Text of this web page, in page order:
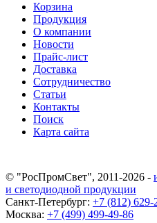
Корзина
Продукция
О компании
Новости
Прайс-лист
Доставка
Сотрудничество
Статьи
Контакты
Поиск
Карта сайта
© "РосПромСвет", 2011-2026 -
и светодиодной продукции
Санкт-Петербург: +7 (812) 629-
Москва: +7 (499) 499-49-86